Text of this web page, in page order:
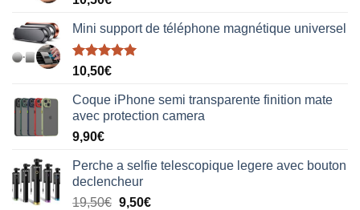
Mini support de téléphone magnétique universel
Note5.00
sur 5
10,50€
Coque iPhone semi transparente finition mate
avec protection camera
9,90€
Perche a selfie telescopique legere avec bouton
declencheur
19,50€ 9,50€